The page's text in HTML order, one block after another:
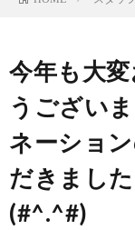
今年も大
うござい
ネーショ
だきまし
(#^.^#)